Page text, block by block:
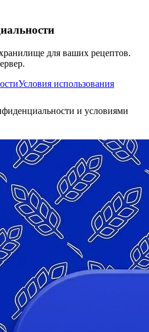
для ваших рецептов.
Условия использования
и условиями